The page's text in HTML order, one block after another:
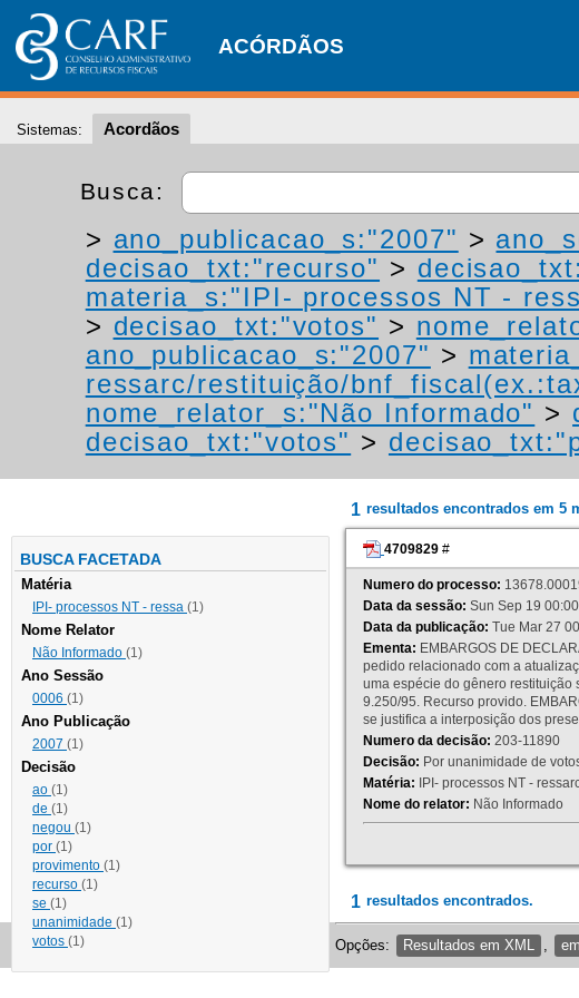
ACÓRDÃOS
Sistemas: Acordãos
Busca:
> ano_publicacao_s:"2007" >
decisao_txt:"recurso" >
materia_s:"IPI- processos NT -
> decisao_txt:"votos" >
ano_publicacao_s:"2007" >
ressarc/restituição/
nome_relator_s:"Não Informado" >
decisao_txt:"votos" >
BUSCA FACETADA
Matéria
IPI- processos NT - ressa (1)
Nome Relator
Não Informado (1)
Ano Sessão
0006 (1)
Ano Publicação
2007 (1)
Decisão
ao (1)
de (1)
negou (1)
por (1)
provimento (1)
recurso (1)
se (1)
unanimidade (1)
votos (1)
1 resultados encontrados em 5
4709829 #
Numero do processo:
Data da sessão: Sun Sep 19
Data da publicação: Tue Mar 27
Ementa: EMBARGOS DE
pedido relacionado com a
uma espécie do gênero restituição
9.250/95. Recurso provido.
se justifica a interposição dos
Numero da decisão: 203-11890
Decisão: Por unanimidade de
Matéria: IPI- processos NT -
Nome do relator: Não Informado
1 resultados encontrados.
Opções: Resultados em XML